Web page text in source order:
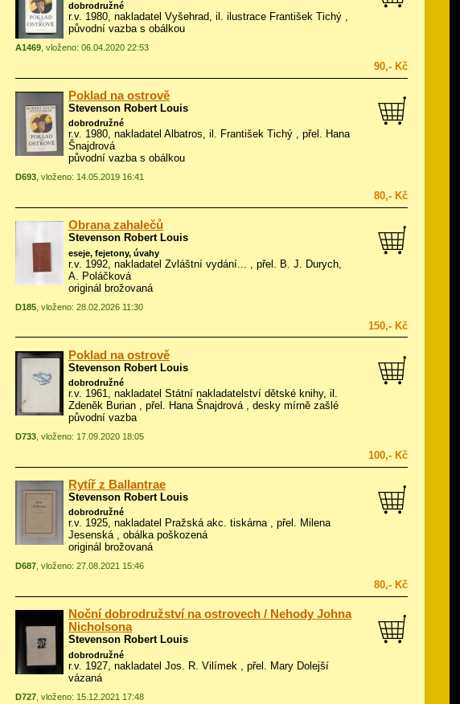
dobrodružné
r.v. 1980, nakladatel Vyšehrad, il. ilustrace František Tichý ,
původní vazba s obálkou
A1469 , vloženo: 06.04.2020 22:53
90,- Kč
Poklad na ostrově
Stevenson Robert Louis
dobrodružné
r.v. 1980, nakladatel Albatros, il. František Tichý , přel. Hana
Šnajdrová
původní vazba s obálkou
D693 , vloženo: 14.05.2019 16:41
80,- Kč
Obrana zahalečů
Stevenson Robert Louis
eseje, fejetony, úvahy
r.v. 1992, nakladatel Zvláštní vydání... , přel. B. J. Durych,
A. Poláčková
originál brožovaná
D185 , vloženo: 28.02.2026 11:30
150,- Kč
Poklad na ostrově
Stevenson Robert Louis
dobrodružné
r.v. 1961, nakladatel Státní nakladatelství dětské knihy, il.
Zdeněk Burian , přel. Hana Šnajdrová , desky mírně zašlé
původní vazba
D733 , vloženo: 17.09.2020 18:05
100,- Kč
Rytíř z Ballantrae
Stevenson Robert Louis
dobrodružné
r.v. 1925, nakladatel Pražská akc. tiskárna , přel. Milena
Jesenská , obálka poškozená
originál brožovaná
D687 , vloženo: 27.08.2021 15:46
80,- Kč
Noční dobrodružství na ostrovech / Nehody Johna
Nicholsona
Stevenson Robert Louis
dobrodružné
r.v. 1927, nakladatel Jos. R. Vilímek , přel. Mary Dolejší
vázaná
D727 , vloženo: 15.12.2021 17:48